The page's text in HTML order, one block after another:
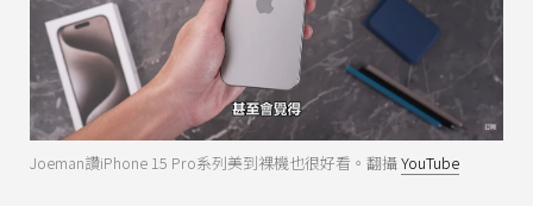
Joeman讚iPhone 15 Pro系列美到裸機也很好看。翻攝YouTube